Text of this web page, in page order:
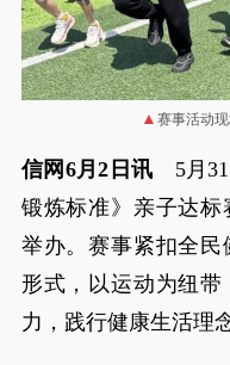
赛事活动
信网6月2日讯 5月31
锻炼标准》亲子达
举办。赛事紧扣全
形式，以运动为纽
力，践行健康生活理念